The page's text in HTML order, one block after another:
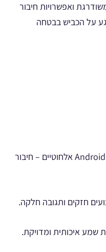
ואפשרויות חיבור
על הכביש בבטחה
תמיכה ב-Apple CarPlay ו-Android Auto אלחוטיים – חיבור